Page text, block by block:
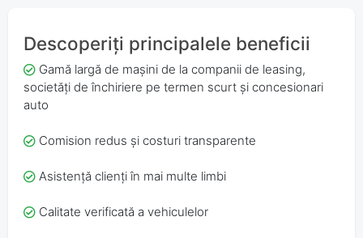
Descoperiți principalele beneficii
Gamă largă de mașini de la companii de leasing,
societăți de închiriere pe termen scurt și concesionari
auto
Comision redus și costuri transparente
Asistență clienți în mai multe limbi
Calitate verificată a vehiculelor